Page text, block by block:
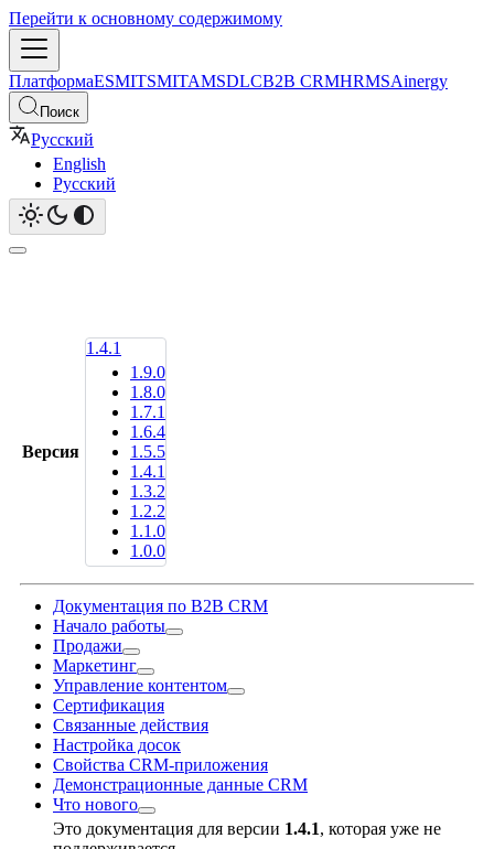
Перейти к основному содержимому
ПлатформаESMITSMITAMSDLCB2B CRMHRMSAinergy
Поиск
Русский
English
Русский
Версия
1.4.1
1.9.0
1.8.0
1.7.1
1.6.4
1.5.5
1.4.1
1.3.2
1.2.2
1.1.0
1.0.0
Документация по B2B CRM
Начало работы
Продажи
Маркетинг
Управление контентом
Сертификация
Связанные действия
Настройка досок
Свойства CRM-приложения
Демонстрационные данные CRM
Что нового
Это документация для версии 1.4.1, которая уже не